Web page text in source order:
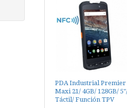
PDA Industrial Premier
Maxi 21/ 4GB/ 128GB/
Táctil/ Función TPV